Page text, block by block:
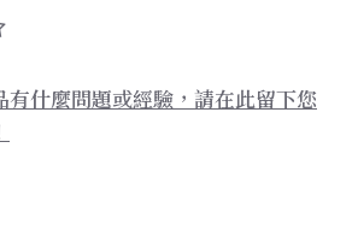
有什麼問題或經驗，請在此留下您